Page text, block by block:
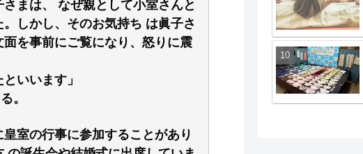
まは、 なぜ親として小室さんと
しかし、そのお気持ち は眞子さ
を事前にご覧になり、怒りに震
いいます」
。
室の行事に参加することがあり